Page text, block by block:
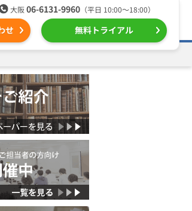
ール配信
ビス
企業）
的に管理
タルマーケティング
せ 無料トライアル
大阪 06-6131-9960（平日 10:00〜18:00）